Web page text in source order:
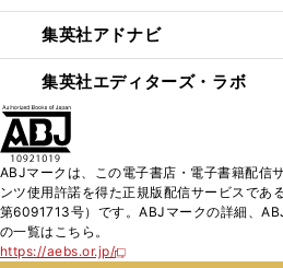
集英社アドナビ
集英社エディターズ・ラボ
ABJマークは、この電子書店・電子書籍配信
ンツ使用許諾を得た正規版配信サービスであ
第6091713号）です。ABJマークの詳細、
の一覧はこちら。
https://aebs.or.jp/
新